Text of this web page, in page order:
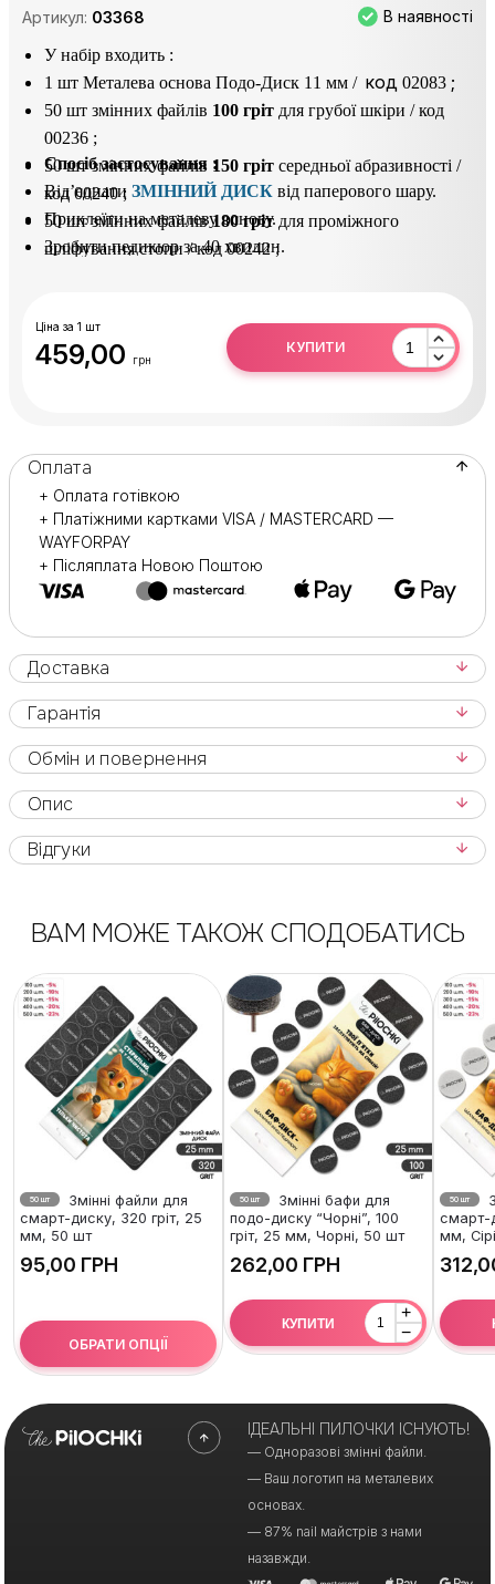
Артикул: 03368 В наявності
У набір входить :
1 шт Металева основа Подо-Диск 11 мм / код 02083 ;
50 шт змінних файлів 100 гріт для грубої шкіри / код
00236 ;
50 шт змінних файлів 150 гріт середньої абразивності /
код 00240 ;
50 шт змінних файлів180 грітдля проміжного
шліфування стопи / код 00242 ;
Спосіб застосування :
Від’єднати ЗМІННИЙ ДИСК від паперового шару.
Приклеїти на металеву основу.
Зробити педикюр за 40 хвилин.
Основу продезинфікувати або простерилізувати.
Ціна за 1 шт
459,00 грн
КУПИТИ
Оплата
+ Оплата готівкою
+ Платіжними картками VISA / MASTERCARD —
WAYFORPAY
+ Післяплата Новою Поштою
Доставка
Гарантія
Обмін и повернення
Опис
Відгуки
ВАМ МОЖЕ ТАКОЖ СПОДОБАТИСЬ
50 шт
Змінні файли для
смарт-диску, 320 гріт, 25
мм, 50 шт
ГРН
ОБРАТИ ОПЦІЇ
50 шт
Змінні бафи для
подо-диску “Чорні”, 100
гріт, 25 мм, Чорні, 50 шт
ГРН
+
−
КУПИТИ
50 шт
смарт-
мм,
ІДЕАЛЬНІ ПИЛОЧКИ ІСНУЮТЬ!
— Одноразові змінні файли.
— Ваш логотип на металевих
основах.
— 87% nail майстрів з нами
назавжди.